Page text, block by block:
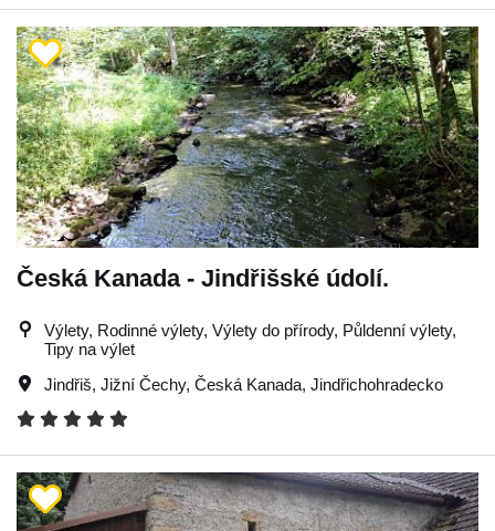
Česká Kanada - Jindřišské údolí.
Výlety, Rodinné výlety, Výlety do přírody, Půldenní výlety,
Tipy na výlet
Jindřiš, Jižní Čechy, Česká Kanada, Jindřichohradecko